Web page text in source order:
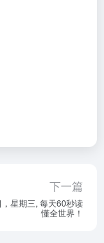
下一篇
星期三, 每天60秒读
懂全世界！